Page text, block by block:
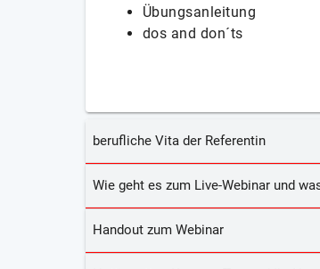
Übungsanleitung
dos and don´ts
berufliche Vita der Referentin
Wie geht es zum Live-Webinar und
Handout zum Webinar